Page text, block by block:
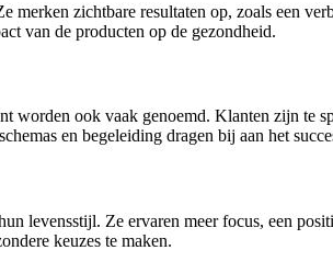
zichtbare resultaten op, zoals een
van de producten op de gezondheid.
worden ook vaak genoemd. Klanten zijn te
en begeleiding dragen bij aan het
levensstijl. Ze ervaren meer focus, een
keuzes te maken.